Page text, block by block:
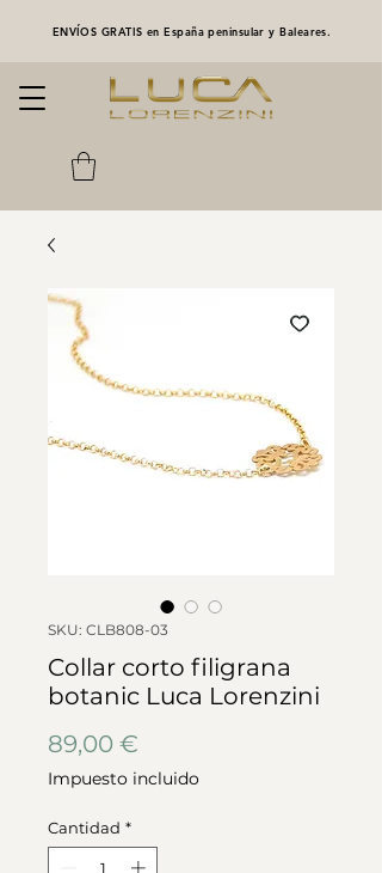
ENVÍOS GRATIS en España peninsular y Baleares.
SKU: CLB808-03
Collar corto filigrana
botanic Luca Lorenzini
89,00 €
Impuesto incluido
Cantidad *